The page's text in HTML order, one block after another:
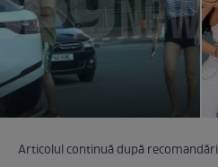
Articolul continuă după recomandări